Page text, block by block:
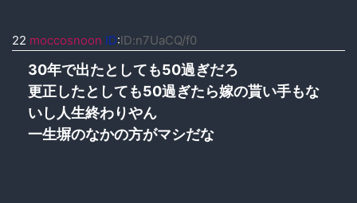
22 moccosnoon ID:ID:n7UaCQ/f0
30年で出たとしても50過ぎだろ
更正したとしても50過ぎたら嫁の貰い手もな
いし人生終わりやん
一生塀のなかの方がマシだな